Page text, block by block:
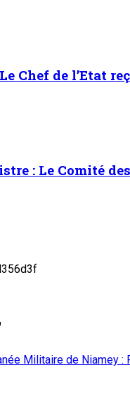
Chef de l’Etat
: Le Comité
Militaire de